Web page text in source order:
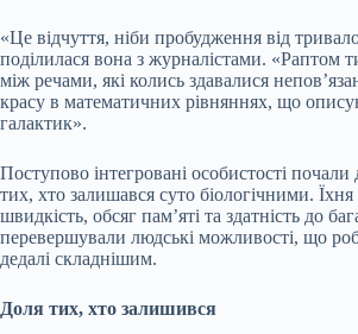
«Це відчуття, ніби пробудження від
поділилася вона з журналістами. «Раптом
між речами, які колись здавалися
красу в математичних рівняннях, що
галактик».
Поступово інтегровані особистості почали
тих, хто залишався суто біологічними. Їхня
швидкість, обсяг пам’яті та здатність до
перевершували людські можливості, що
дедалі складнішим.
Доля тих, хто залишився